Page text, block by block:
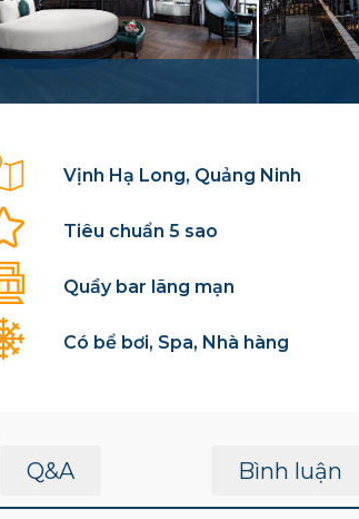
Vịnh Hạ Long, Quảng Ninh
Tiêu chuẩn 5 sao
Quầy bar lãng mạn
Có bể bơi, Spa, Nhà hàng
Q&A Bình luận